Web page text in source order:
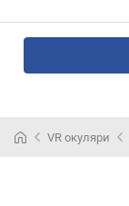
VR окуляри